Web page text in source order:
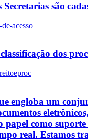
Secretarias são
acesso
dos
eproc
engloba um
papel como
real. Estamos